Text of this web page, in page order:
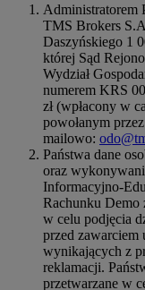
Administratorem
TMS Brokers
Daszyńskiego 1
której Sąd
Wydział
numerem KRS
zł (wpłacony w
powołanym
mailowo:
Państwa dane
oraz
Informacyjno-
Rachunku Demo
w celu podjęcia
przed
wynikających z
reklamacji.
przetwarzane w